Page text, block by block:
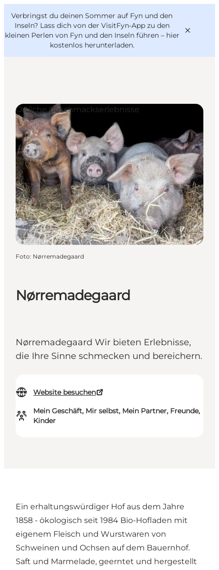
Verbringst du deinen Sommer auf Fyn und den
Inseln? Lass dich von der VisitFyn-App zu den
kleinen Perlen von Fyn und den Inseln führen – hier
kostenlos herunterladen.
Reise Ideen
Outdoor & bike
Essen & trinken
Übernachtung
VisitFyn
Deutsch
Nørremadegaard
Nørremadegaard Wir bieten Erlebnisse,
die Ihre Sinne schmecken und bereichern.
Website besuchen
Mein Geschäft, Mir selbst, Mein Partner, Freunde,
Kinder
Örtliche Geschmackserlebnisse
Foto: Nørremadegaard
Ein erhaltungswürdiger Hof aus dem Jahre
1858 - ökologisch seit 1984 Bio-Hofladen mit
eigenem Fleisch und Wurstwaren von
Schweinen und Ochsen auf dem Bauernhof.
Saft und Marmelade, geerntet und hergestellt